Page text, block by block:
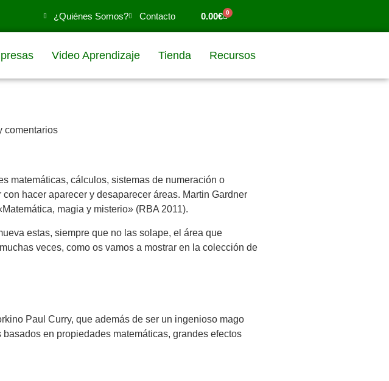
¿Quiénes Somos? Contacto 0.00€ 0
Video Aprendizaje Tienda Recursos
comentarios
matemáticas, cálculos, sistemas de numeración o
hacer aparecer y desaparecer áreas. Martin Gardner
magia y misterio» (RBA 2011).
estas, siempre que no las solape, el área que
veces, como os vamos a mostrar en la colección de
Paul Curry, que además de ser un ingenioso mago
en propiedades matemáticas, grandes efectos